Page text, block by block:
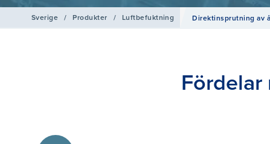
Sverige / Produkter / Luftbefuktning Direktinsprutning av
Fördelar